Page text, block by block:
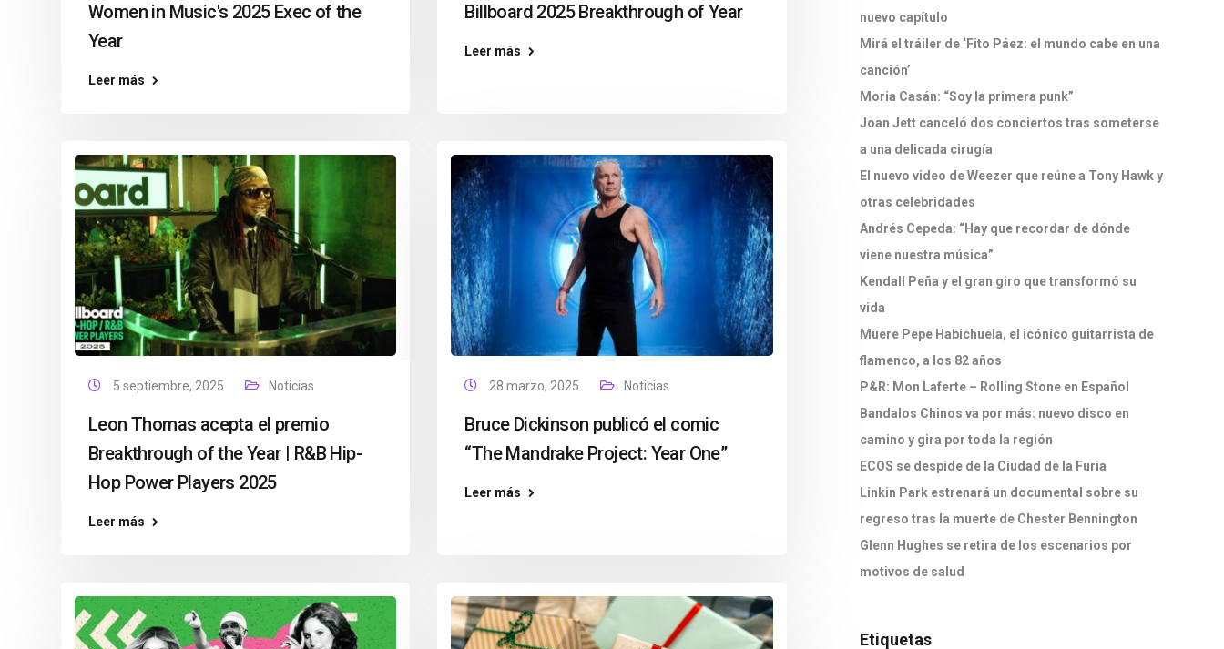
Women in Music's 2025 Exec of the
Year
Leer más
Billboard 2025 Breakthrough of Year
Leer más
5 septiembre, 2025 Noticias
Leon Thomas acepta el premio
Breakthrough of the Year | R&B Hip-
Hop Power Players 2025
Leer más
28 marzo, 2025 Noticias
Bruce Dickinson publicó el comic
“The Mandrake Project: Year One”
Leer más
nuevo capítulo
Mirá el tráiler de ‘Fito Páez: el mundo cabe en una
canción’
Moria Casán: “Soy la primera punk”
Joan Jett canceló dos conciertos tras someterse
a una delicada cirugía
El nuevo video de Weezer que reúne a Tony Hawk y
otras celebridades
Andrés Cepeda: “Hay que recordar de dónde
viene nuestra música”
Kendall Peña y el gran giro que transformó su
vida
Muere Pepe Habichuela, el icónico guitarrista de
flamenco, a los 82 años
P&R: Mon Laferte – Rolling Stone en Español
Bandalos Chinos va por más: nuevo disco en
camino y gira por toda la región
ECOS se despide de la Ciudad de la Furia
Linkin Park estrenará un documental sobre su
regreso tras la muerte de Chester Bennington
Glenn Hughes se retira de los escenarios por
motivos de salud
Etiquetas